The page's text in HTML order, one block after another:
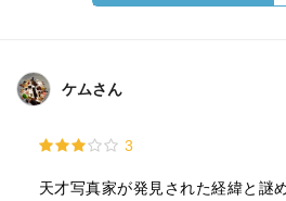
ケムさん
3
天才写真家が発見された経緯と謎